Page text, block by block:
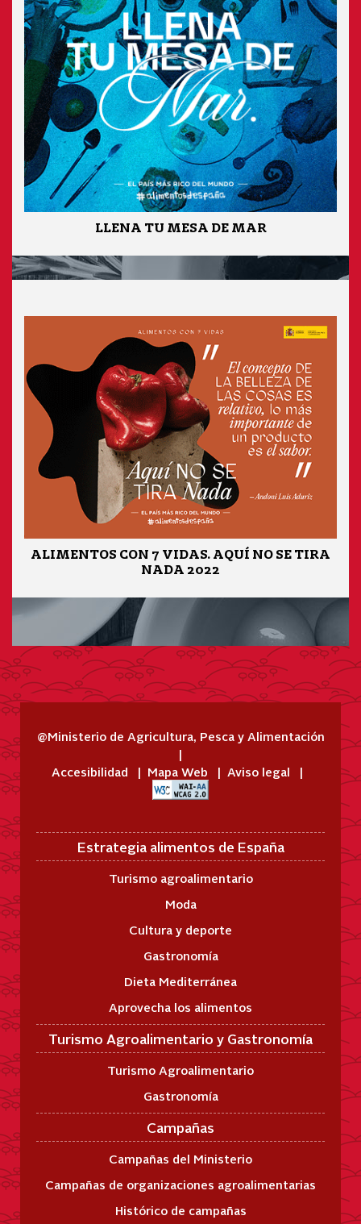
LLENA TU MESA DE MAR
ALIMENTOS CON 7 VIDAS. AQUÍ NO SE TIRA
NADA 2022
@Ministerio de Agricultura, Pesca y Alimentación
Accesibilidad Mapa Web Aviso legal
Estrategia alimentos de España
Turismo agroalimentario
Moda
Cultura y deporte
Gastronomía
Dieta Mediterránea
Aprovecha los alimentos
Turismo Agroalimentario y Gastronomía
Turismo Agroalimentario
Gastronomía
Campañas
Campañas del Ministerio
Campañas de organizaciones agroalimentarias
Histórico de campañas